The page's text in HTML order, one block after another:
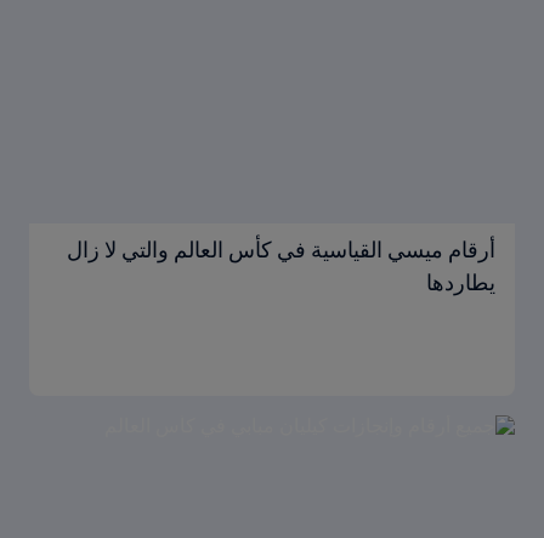
أرقام ميسي القياسية في كأس العالم والتي لا زال
يطاردها